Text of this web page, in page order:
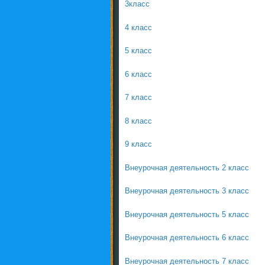
3класс
4 класс
5 класс
6 класс
7 класс
8 класс
9 класс
Внеурочная деятельность 2 класс
Внеурочная деятельность 3 класс
Внеурочная деятельность 5 класс
Внеурочная деятельность 6 класс
Внеурочная деятельность 7 класс